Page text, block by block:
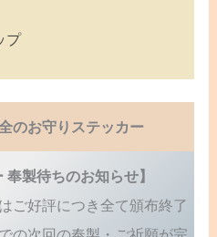
プ
のお守りステッカー
奉製待ちのお知らせ】
ご好評につき全て頒布終了